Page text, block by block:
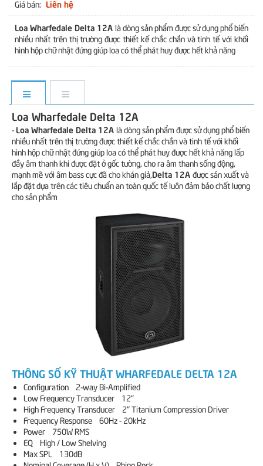
Giá bán: Liên hệ
Loa Wharfedale Delta 12A là dòng sản phẩm được sử dụng phổ biến
nhiều nhất trên thị trường được thiết kế chắc chắn và tinh tế với khối
hình hộp chữ nhật đứng giúp loa có thể phát huy được hết khả năng
Loa Wharfedale Delta 12A
- Loa Wharfedale Delta 12A là dòng sản phẩm được sử dụng phổ biến
nhiều nhất trên thị trường được thiết kế chắc chắn và tinh tế với khối
hình hộp chữ nhật đứng giúp loa có thể phát huy được hết khả năng lấp
đầy âm thanh khi được đặt ở gốc tường, cho ra âm thanh sống động,
mạnh mẽ với âm bass cực đã cho khán giả,Delta 12A được sản xuất và
lắp đặt dựa trên các tiêu chuẩn an toàn quốc tế luôn đảm bảo chất lượng
cho sản phẩm
THÔNG SỐ KỸ THUẬT WHARFEDALE DELTA 12A
Configuration 2-way Bi-Amplified
Low Frequency Transducer 12"
High Frequency Transducer 2" Titanium Compression Driver
Frequency Response 60Hz - 20kHz
Power 750W RMS
EQ High / Low Shelving
Max SPL 130dB